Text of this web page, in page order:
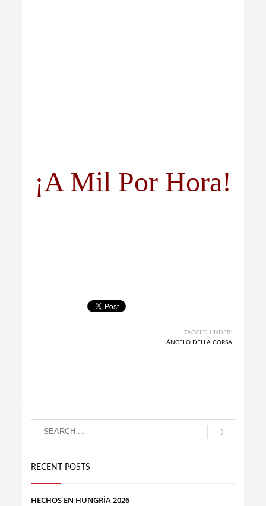
¡A Mil Por Hora!
TAGGED UNDER:
ÁNGELO DELLA CORSA
RECENT POSTS
HECHOS EN HUNGRÍA 2026